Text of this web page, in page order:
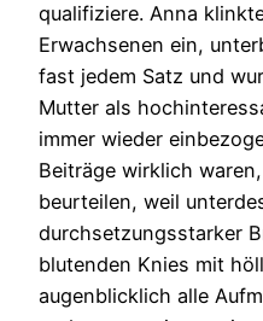
qualifiziere. Anna
Erwachsenen ein,
fast jedem Satz und
Mutter als
immer wieder
Beiträge wirklich
beurteilen, weil
durchsetzungsstarker
blutenden Knies mit
augenblicklich alle